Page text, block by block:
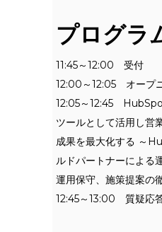
プログラ
11:45～12:00 受付
12:00～12:05 オープ
12:05～12:45
ツールとして活用し営
成果を最大化する ～
ルドパートナーによる
運用保守、施策提案の
12:45～13:00 質疑応